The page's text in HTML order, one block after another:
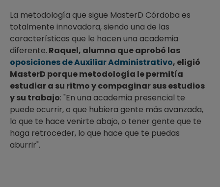
La metodología que sigue MasterD Córdoba es
totalmente innovadora, siendo una de las
características que le hacen una academia
diferente. Raquel, alumna que aprobó las
oposiciones de Auxiliar Administrativo, eligió
MasterD porque metodología le permitía
estudiar a su ritmo y compaginar sus estudios
y su trabajo: "En una academia presencial te
puede ocurrir, o que hubiera gente más avanzada,
lo que te hace venirte abajo, o tener gente que te
haga retroceder, lo que hace que te puedas
aburrir".